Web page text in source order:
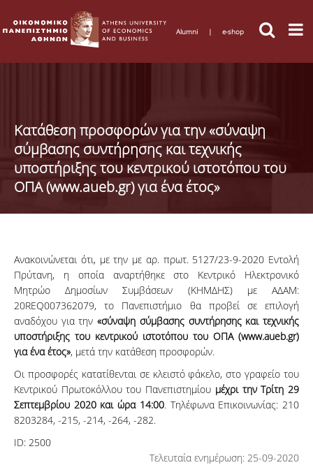
Alumni | e-shop
Κατάθεση προσφορών για την «σύναψη
σύμβασης συντήρησης και τεχνικής
υποστήριξης του κεντρικού ιστοτόπου του
ΟΠΑ (www.aueb.gr) για ένα έτος»
Ανακοινώνεται ότι, με την με αρ. πρωτ. 5127/23-9-2020 Εντολή
Πρύτανη, η οποία αναρτήθηκε στο Κεντρικό Ηλεκτρονικό
Μητρώο Δημοσίων Συμβάσεων (ΚΗΜΔΗΣ) με ΑΔΑΜ:
20REQ007362079, το Πανεπιστήμιο θα προβεί σε επιλογή
αναδόχου για την«σύναψη σύμβασης συντήρησης και τεχνικής
υποστήριξης του κεντρικού ιστοτόπου του ΟΠΑ (www.aueb.gr)
για ένα έτος», μετά την κατάθεση προσφορών.
Οι προσφορές κατατίθενται σε κλειστό φάκελο, στο γραφείο του
Κεντρικού Πρωτοκόλλου του Πανεπιστημίου μέχρι την Τρίτη 29
Σεπτεμβρίου 2020 και ώρα 14:00. Τηλέφωνα Επικοινωνίας: 210
8203284, -215, -214, -264, -282.
ID: 2500
Τελευταία ενημέρωση: 25-09-2020